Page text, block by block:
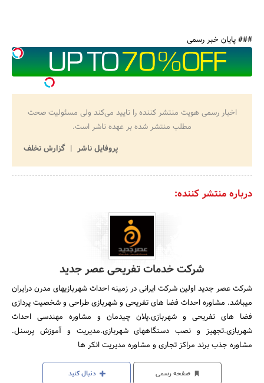
### پایان خبر رسمی
اخبار رسمی هویت منتشر کننده را تایید می‌کند ولی مسئولیت صحت
مطلب منتشر شده بر عهده ناشر است.
پروفایل ناشر
گزارش تخلف
درباره منتشر کننده:
شرکت خدمات تفریحی عصر جدید
شرکت عصر جدید اولین شرکت ایرانی در زمینه احداث شهربازیهای مدرن درایران
میباشد. مشاوره احداث فضا های تفریحی و شهربازی طراحی و شخصیت پردازی
فضا های تفریحی و شهربازی.پلان چیدمان و مشاوره مهندسی احداث
شهربازی.تجهیز و نصب دستگاههای شهربازی.مدیریت و آموزش پرسنل.
مشاوره جذب برند مراکز تجاری و مشاوره مدیریت انکر ها
صفحه رسمی دنبال کنید